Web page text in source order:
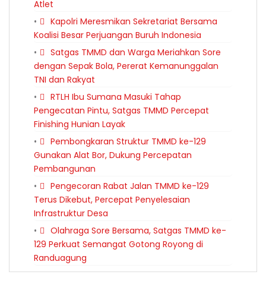
Atlet
Kapolri Meresmikan Sekretariat Bersama
Koalisi Besar Perjuangan Buruh Indonesia
Satgas TMMD dan Warga Meriahkan Sore
dengan Sepak Bola, Pererat Kemanunggalan
TNI dan Rakyat
RTLH Ibu Sumana Masuki Tahap
Pengecatan Pintu, Satgas TMMD Percepat
Finishing Hunian Layak
Pembongkaran Struktur TMMD ke-129
Gunakan Alat Bor, Dukung Percepatan
Pembangunan
Pengecoran Rabat Jalan TMMD ke-129
Terus Dikebut, Percepat Penyelesaian
Infrastruktur Desa
Olahraga Sore Bersama, Satgas TMMD ke-
129 Perkuat Semangat Gotong Royong di
Randuagung